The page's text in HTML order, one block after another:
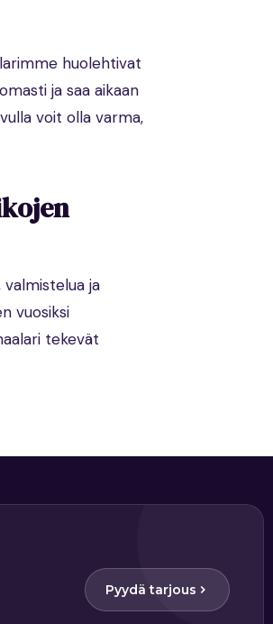
huolehtivat
ja saa aikaan
voit olla varma,
ja
vuosiksi
tekevät
Pyydä tarjous